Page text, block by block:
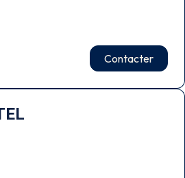
Contacter